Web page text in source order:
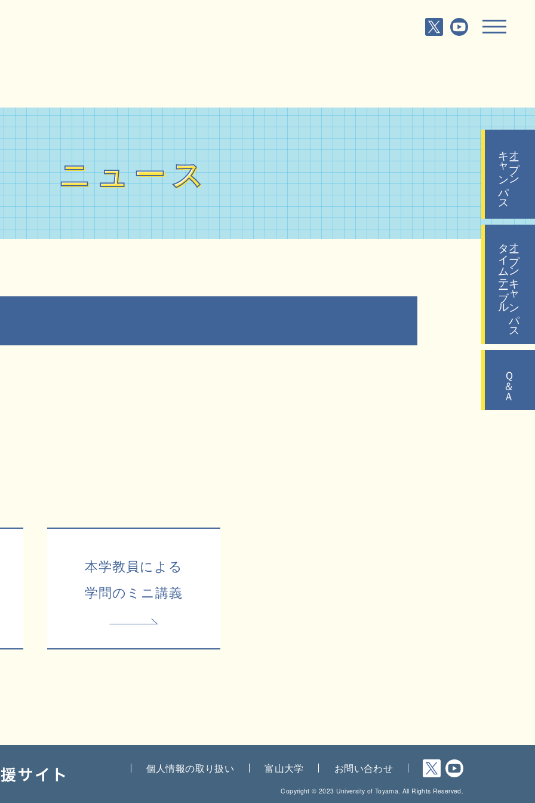
オープン
キャンパス
オープンキャンパス
タイムテーブル
Ｑ＆Ａ
ニュース
ニュース
本学教員による
学問のミニ講義
個人情報の取り扱い 富山大学 お問い合わせ
Copyright © 2023 University of Toyama. All Rights Reserved.